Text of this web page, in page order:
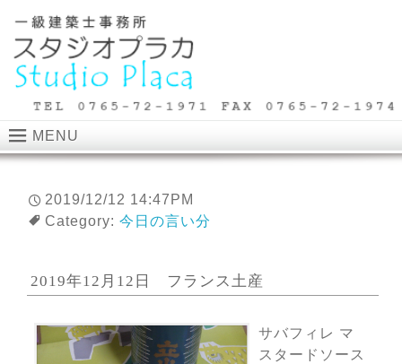
MENU
2019/12/12 14:47PM
Category: 今日の言い分
2019年12月12日 フランス土産
サバフィレ マ
スタードソース